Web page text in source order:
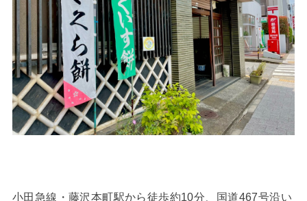
小田急線・藤沢本町駅から徒歩約10分、国道467号沿い